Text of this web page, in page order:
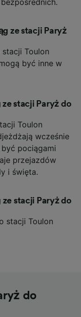
ze stacji Paryż
Toulon
być inne w
stacji Paryż do
Toulon
wcześnie
pociągami
przejazdów
i święta.
stacji Paryż do
stacji Toulon
do